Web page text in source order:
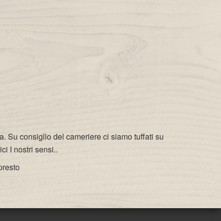
Su consiglio del cameriere ci siamo tuffati su
I nostri sensi..